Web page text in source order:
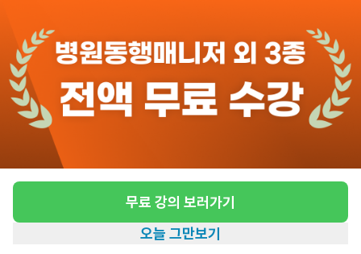
6일전등록
반경 3KM 이내의 일자리 확인하기
무료 강의 보러가기
오늘 그만보기